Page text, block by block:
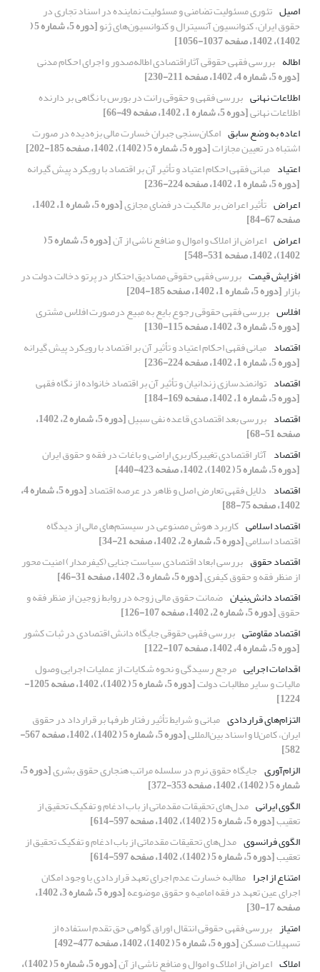
اصیل تئوری مسئولیت تضامنی و مسئولیت نماینده در اسناد تجاری در
حقوق ایران، کنوانسیون آنسیترال و کنوانسیون‌های ژنو [دوره 5، شماره 5 (
1402)، 1402، صفحه 1037-1056]
اطاله بررسی فقهی حقوقی آثاراقتصادی اطاله‌صدور و اجرای احکام مدنی
[دوره 5، شماره 4، 1402، صفحه 211-230]
اطلاعات نهانی بررسی فقهی و حقوقی رانت در بورس با نگاهی بر دارنده
اطلاعات نهانی[دوره 5، شماره 1، 1402، صفحه 49-66]
اعاده به وضع سابق امکان‌سنجی جبران خسارت مالی بزه‌دیده در صورت
اشتباه در تعیین مجازات[دوره 5، شماره 5 ( 1402)، 1402، صفحه 185-202]
اعتیاد مبانی فقهی احکام اعتیاد و تأثیر آن بر اقتصاد با رویکرد پیش گیرانه
[دوره 5، شماره 1، 1402، صفحه 224-236]
اعراض تأثیر اعراض بر مالکیت در فضای مجازی [دوره 5، شماره 1، 1402،
صفحه 67-84]
اعراض اعراض از املاک و اموال و منافع ناشی از آن [دوره 5، شماره 5 (
1402)، 1402، صفحه 531-548]
افزایش قیمت بررسی فقهی حقوقی مصادیق احتکار در پرتو دخالت دولت در
بازار[دوره 5، شماره 1، 1402، صفحه 185-204]
افلاس بررسی فقهی حقوقی رجوع بایع به مبیع درصورت افلاس مشتری
[دوره 5، شماره 3، 1402، صفحه 115-130]
اقتصاد مبانی فقهی احکام اعتیاد و تأثیر آن بر اقتصاد با رویکرد پیش گیرانه
[دوره 5، شماره 1، 1402، صفحه 224-236]
اقتصاد توانمند‌سازی زندانیان و تأثیر آن بر اقتصاد خانواده از نگاه فقهی
[دوره 5، شماره 1، 1402، صفحه 169-184]
اقتصاد بررسی بعد اقتصادی قاعده نفی سبیل [دوره 5، شماره 2، 1402،
صفحه 51-68]
اقتصاد آثار اقتصادی تغییرکاربری اراضی و باغات در فقه و حقوق ایران
[دوره 5، شماره 5 ( 1402)، 1402، صفحه 423-440]
اقتصاد دلایل فقهی تعارض اصل و ظاهر در عرصه اقتصاد [دوره 5، شماره 4،
1402، صفحه 75-88]
اقتصاد اسلامی کاربرد هوش مصنوعی در سیستم‌های مالی از دیدگاه
اقتصاد اسلامی[دوره 5، شماره 2، 1402، صفحه 21-34]
اقتصاد حقوق بررسی ابعاد اقتصادی سیاست جنایی (کیفرمدار) امنیت محور
از منظر فقه و حقوق کیفری[دوره 5، شماره 3، 1402، صفحه 31-46]
اقتصاد دانش‌بنیان ضمانت حقوق مالی زوجه در روابط زوجین از منظر فقه و
حقوق[دوره 5، شماره 2، 1402، صفحه 107-126]
اقتصاد مقاومتی بررسی فقهی حقوقی جایگاه دانش اقتصادی در ثبات کشور
[دوره 5، شماره 4، 1402، صفحه 107-122]
اقدامات اجرایی مرجع رسیدگی و نحوه شکایات از عملیات اجرایی وصول
مالیات و سایر مطالبات دولت [دوره 5، شماره 5 ( 1402)، 1402، صفحه 1205-
1224]
التزام‌های قراردادی
مبانی و شرایط تأثیر رفتار طرف‎ها بر قرارداد در حقوق
ایران، کامن‌لا و اسناد بین‌المللی [دوره 5، شماره 5 ( 1402)، 1402، صفحه 567-
582]
الزام‌آوری جایگاه حقوق نرم در سلسله مراتب هنجاری حقوق بشری [دوره 5،
شماره 5 ( 1402)، 1402، صفحه 353-372]
الگوی ایرانی مدل‌های تحقیقات مقدماتی از باب ادغام و تفکیک تحقیق از
تعقیب[دوره 5، شماره 5 ( 1402)، 1402، صفحه 597-614]
الگوی فرانسوی مدل‌های تحقیقات مقدماتی از باب ادغام و تفکیک تحقیق از
تعقیب[دوره 5، شماره 5 ( 1402)، 1402، صفحه 597-614]
امتناع از اجرا مطالبه خسارت عدم اجرای تعهد قراردادی با وجود امکان
اجرای عین تعهد در فقه امامیه و حقوق موضوعه [دوره 5، شماره 3، 1402،
صفحه 17-30]
امتیاز بررسی فقهی حقوقی انتقال اوراق گواهی حق تقدم استفاده از
تسهیلات مسکن[دوره 5، شماره 5 ( 1402)، 1402، صفحه 477-492]
املاک اعراض از املاک و اموال و منافع ناشی از آن [دوره 5، شماره 5 ( 1402)،